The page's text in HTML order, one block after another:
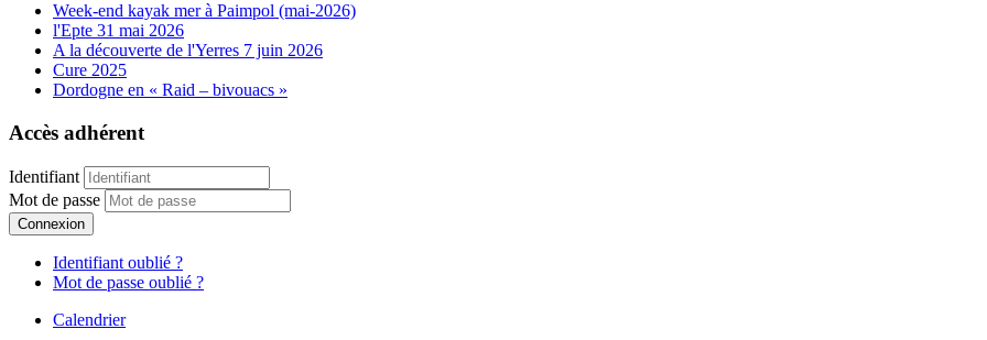
Week-end kayak mer à Paimpol (mai-2026)
l'Epte 31 mai 2026
A la découverte de l'Yerres 7 juin 2026
Cure 2025
Dordogne en « Raid – bivouacs »
Accès adhérent
Identifiant
Mot de passe
Connexion
Identifiant oublié ?
Mot de passe oublié ?
Calendrier